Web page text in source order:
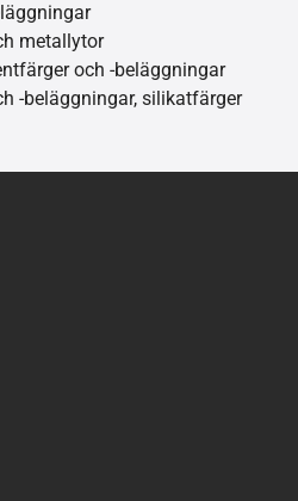
metallytor
och -beläggningar
-beläggningar, silikatfärger